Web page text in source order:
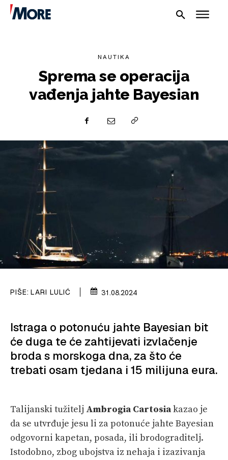
NAUTIKA
SPORT
PLOVILA
PLOVIDBA
SPIZA
VELIKE PRIČE
NAUTIKA
Sprema se operacija
vađenja jahte Bayesian
PIŠE: LARI LULIĆ 31.08.2024
Istraga o potonuću jahte Bayesian bit
će duga te će zahtijevati izvlačenje
broda s morskoga dna, za što će
trebati osam tjedana i 15 milijuna eura.
Talijanski tužitelj Ambrogia Cartosiakazao je
da se utvrđuje jesu li za potonuće jahte Bayesian
odgovorni kapetan, posada, ili brodograditelj.
Istodobno, zbog ubojstva iz nehaja i izazivanja